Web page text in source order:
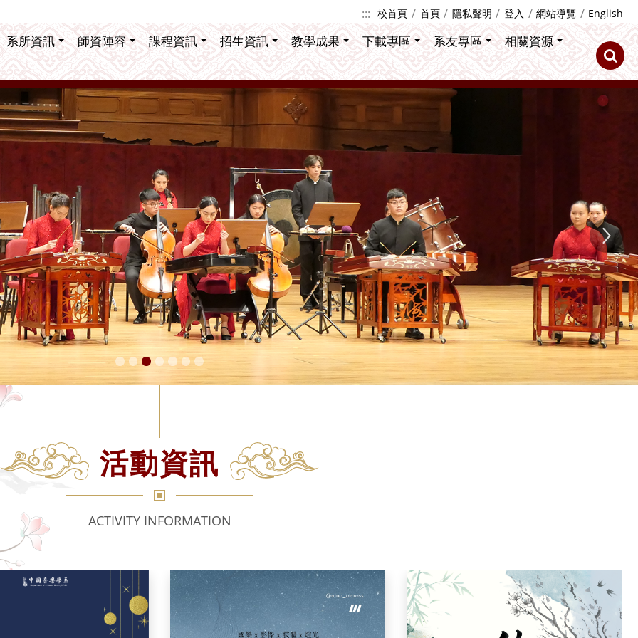
::: 校首頁 首頁 隱私聲明 登入 網站導覽 English
系所資訊 師資陣容 課程資訊 招生資訊 教學成果 下載專區 系友專區 相關資源
Next
活動資訊
ACTIVITY INFORMATION